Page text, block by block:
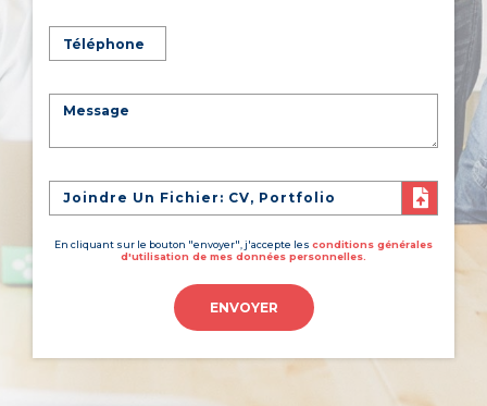
Joindre Un Fichier: CV, Portfolio
En cliquant sur le bouton "envoyer", j'accepte les conditions générales
d'utilisation de mes données personnelles.
ENVOYER